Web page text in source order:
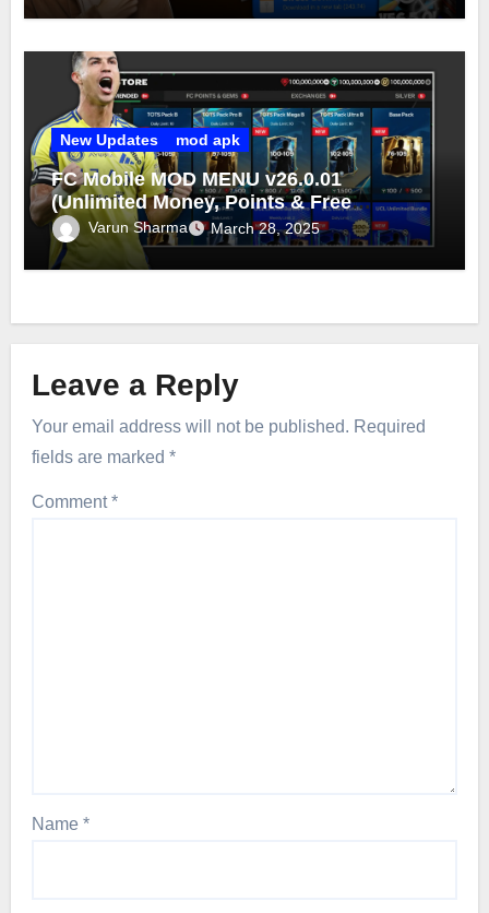
New Updates mod apk
FC Mobile MOD MENU v26.0.01
(Unlimited Money, Points & Free
Purchase) FC Mobile MOD 2025
Varun Sharma March 28, 2025
Leave a Reply
Your email address will not be published. Required
fields are marked *
Comment*
Name *